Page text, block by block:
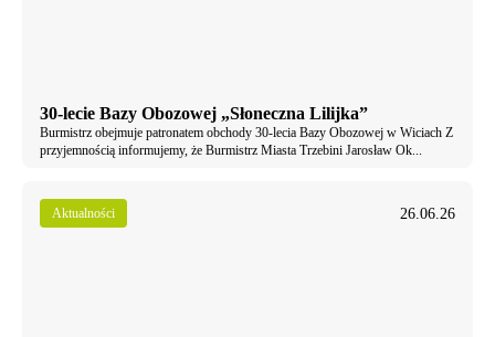
30-lecie Bazy Obozowej „Słoneczna Lilijka”
Burmistrz obejmuje patronatem obchody 30-lecia Bazy Obozowej w Wiciach Z
przyjemnością informujemy, że Burmistrz Miasta Trzebini Jarosław Ok...
Aktualności 26.06.26